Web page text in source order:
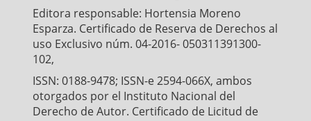
Editora responsable: Hortensia Moreno
Esparza. Certificado de Reserva de Derechos al
uso Exclusivo núm. 04-2016- 050311391300-
102,
ISSN: 0188-9478; ISSN-e 2594-066X, ambos
otorgados por el Instituto Nacional del
Derecho de Autor. Certificado de Licitud de